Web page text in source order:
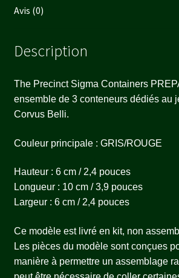
Avis (0)
Description
The Precinct Sigma Containers
ensemble de 3 conteneurs dédiés au
Corvus Belli.
Couleur principale : GRIS/ROUGE
Hauteur : 6 cm / 2,4 pouces
Longueur : 10 cm / 3,9 pouces
Largeur : 6 cm / 2,4 pouces
Ce modèle est livré en kit, non
Les pièces du modèle sont conçues
manière à permettre un assemblage